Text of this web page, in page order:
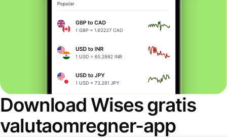
Download Wises gratis
valutaomregner-app